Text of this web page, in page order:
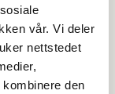
vår. Vi deler
nettstedet
den